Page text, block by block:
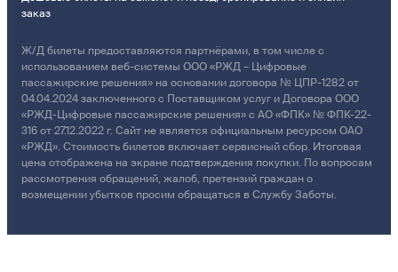
заказ
Ж/Д билеты предоставляются партнёрами, в том числе с
использованием веб-системы ООО «РЖД – Цифровые
пассажирские решения» на основании договора № ЦПР-1282 от
04.04.2024 заключенного с Поставщиком услуг и Договора ООО
«РЖД-Цифровые пассажирские решения» с АО «ФПК» № ФПК-22-
316 от 27.12.2022 г. Сайт не является официальным ресурсом ОАО
«РЖД». Стоимость билетов включает сервисный сбор. Итоговая
цена отображена на экране подтверждения покупки. По вопросам
рассмотрения обращений, жалоб, претензий граждан о
возмещении убытков просим обращаться в Службу Заботы.